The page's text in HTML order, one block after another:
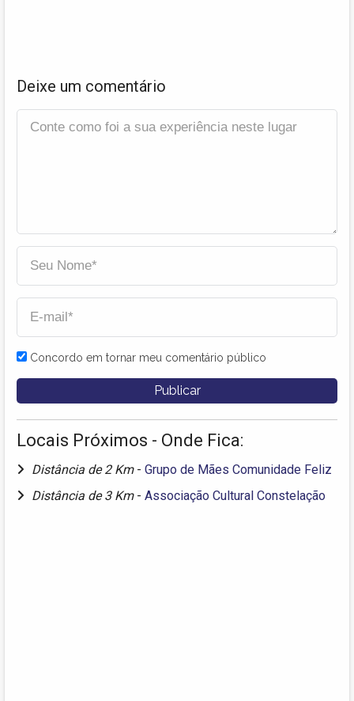
Deixe um comentário
Concordo em tornar meu comentário público
Locais Próximos - Onde Fica:
Distância de 2 Km - Grupo de Mães Comunidade Feliz
Distância de 3 Km - Associação Cultural Constelação